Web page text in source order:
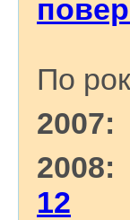
По
2007:
2008:
12